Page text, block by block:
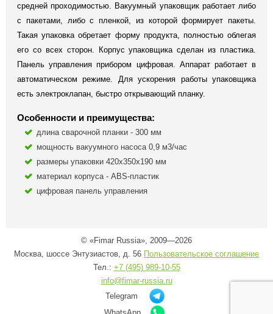
средней проходимостью. Вакуумный упаковщик работает либо
с пакетами, либо с пленкой, из которой формирует пакеты.
Такая упаковка обретает форму продукта, полностью облегая
его со всех сторон. Корпус упаковщика сделан из пластика.
Панель управления прибором цифровая. Аппарат работает в
автоматическом режиме. Для ускорения работы упаковщика
есть электроклапан, быстро открывающий планку.
Особенности и преимущества:
длина сварочной планки - 300 мм
мощность вакуумного насоса 0,9 м3/час
размеры упаковки 420х350х190 мм
материал корпуса - ABS-пластик
цифровая панель управления
© «Fimar Russia», 2009—2026
Москва, шоссе Энтузиастов, д. 56 Пользовательское соглашение
Тел.: +7 (495) 989-10-55
info@fimar-russia.ru
Telegram